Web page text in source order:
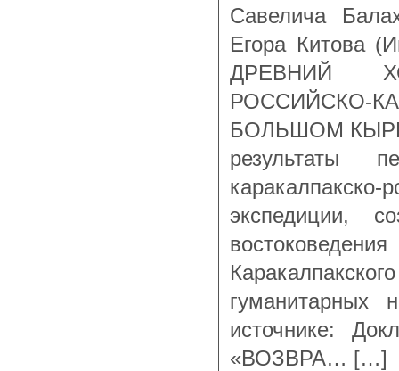
Савелича
Егора Китова
ДРЕВНИЙ
РОССИЙСКО-
БОЛЬШОМ
результаты
экспедиции,
гуманитарных
источнике:
«ВОЗВРА… […]